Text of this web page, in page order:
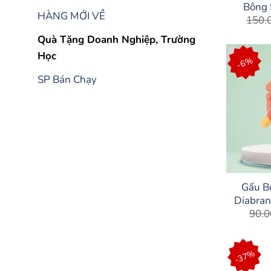
HÀNG MỚI VỀ
Quà Tặng Doanh Nghiệp, Trường
Học
SP Bán Chạy
Bông
-6%
Gấu
-37%